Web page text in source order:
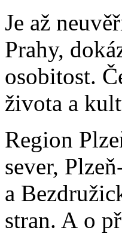
Je až
Prahy,
osobitost.
života a
Region
sever,
a
stran. A o